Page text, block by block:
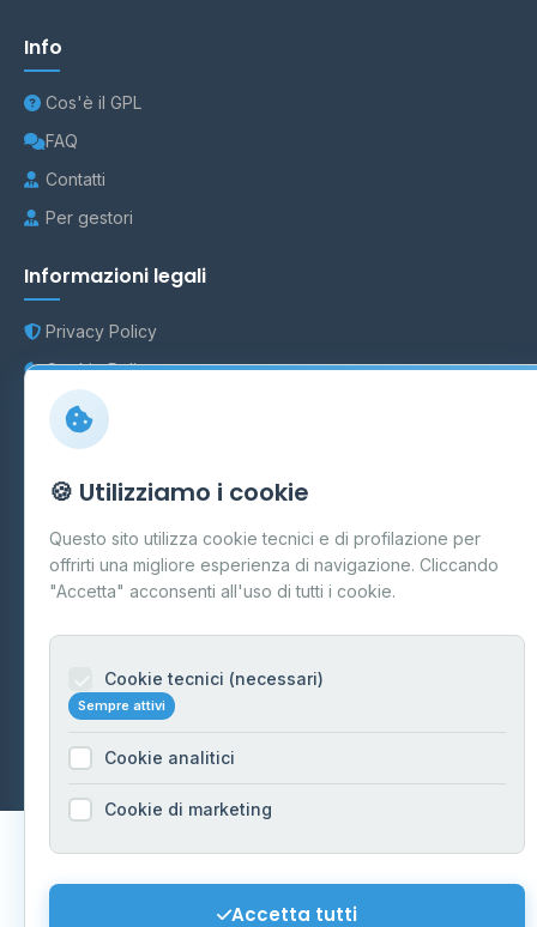
Info
Cos'è il GPL
FAQ
Contatti
Per gestori
Informazioni legali
Privacy Policy
Cookie Policy
Preferenze Cookie
Mappa del sito
Contattaci
info@distributori-gpl.it
© 2026 - Distributori di GPL -AF Project Software Agency
Carpi
Dati forniti daMinistero delle Imprese e del Made in Italy
🍪 Utilizziamo i cookie
Questo sito utilizza cookie tecnici e di profilazione per
offrirti una migliore esperienza di navigazione. Cliccando
"Accetta" acconsenti all'uso di tutti i cookie.
Cookie tecnici (necessari)
Sempre attivi
Cookie analitici
Cookie di marketing
Accetta tutti